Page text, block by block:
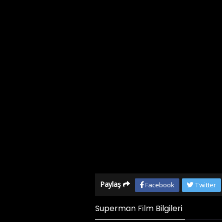
Paylaş Facebook Twitter
Superman Film Bilgileri